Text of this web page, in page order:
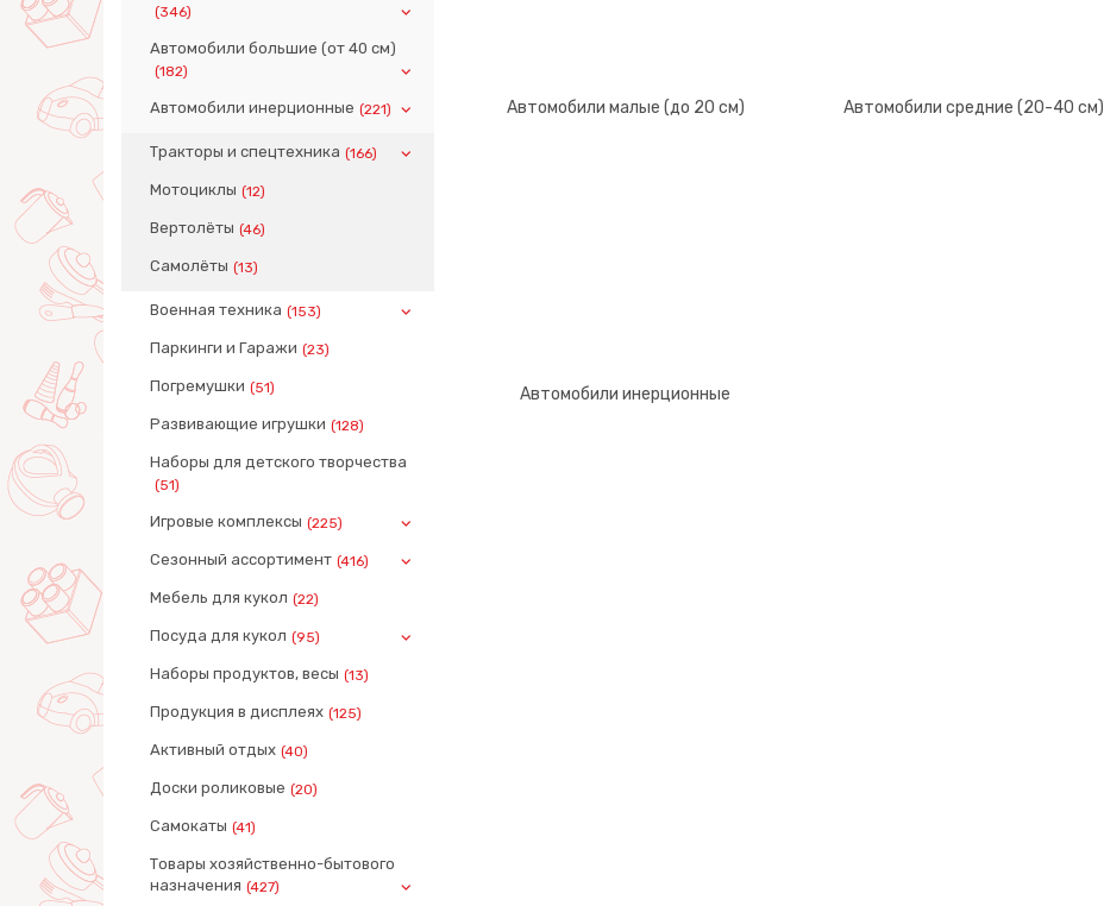
(346)
Автомобили большие (от 40 см)
(182)
Автомобили инерционные (221)
Тракторы и спецтехника (166)
Мотоциклы (12)
Вертолёты (46)
Самолёты (13)
Военная техника (153)
Паркинги и Гаражи (23)
Погремушки (51)
Развивающие игрушки (128)
Наборы для детского творчества
(51)
Игровые комплексы (225)
Сезонный ассортимент (416)
Мебель для кукол (22)
Посуда для кукол (95)
Наборы продуктов, весы (13)
Продукция в дисплеях (125)
Активный отдых (40)
Доски роликовые (20)
Самокаты (41)
Товары хозяйственно-бытового
назначения (427)
Автомобили малые (до 20 см) Автомобили средние (20-40 см)
Автомобили инерционные